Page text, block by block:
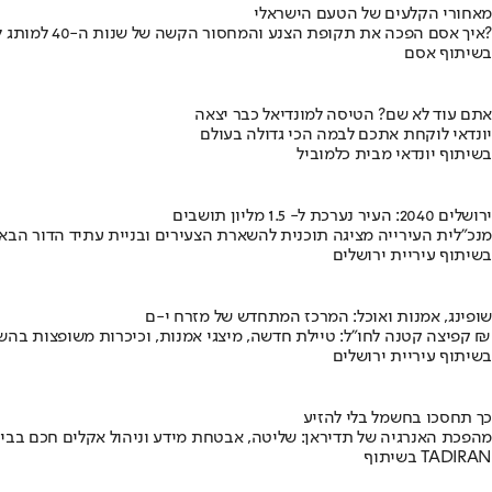
מאחורי הקלעים של הטעם הישראלי
איך אסם הפכה את תקופת הצנע והמחסור הקשה של שנות ה-40 למותג לאומי?
בשיתוף אסם
אתם עוד לא שם? הטיסה למונדיאל כבר יצאה
יונדאי לוקחת אתכם לבמה הכי גדולה בעולם
בשיתוף יונדאי מבית כלמוביל
ירושלים 2040: העיר נערכת ל- 1.5 מליון תושבים
מנכ"לית העירייה מציגה תוכנית להשארת הצעירים ובניית עתיד הדור
בשיתוף עיריית ירושלים
שופינג, אמנות ואוכל: המרכז המתחדש של מזרח י-ם
קפיצה קטנה לחו"ל: טיילת חדשה, מיצגי אמנות, וכיכרות משופצות בהשקעה של 100 מיליון ₪
בשיתוף עיריית ירושלים
כך תחסכו בחשמל בלי להזיע
מהפכת האנרגיה של תדיראן: שליטה, אבטחת מידע וניהול אקלים חכם
בשיתוף TADIRAN